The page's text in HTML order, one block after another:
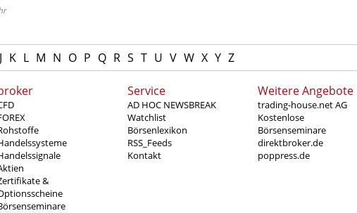
J K L M N O P Q R S T U V W X Y Z
&
Service
AD HOC NEWSBREAK
Watchlist
Börsenlexikon
RSS_Feeds
Kontakt
Weitere Angebote
trading-house.net AG
Kostenlose
Börsenseminare
direktbroker.de
poppress.de